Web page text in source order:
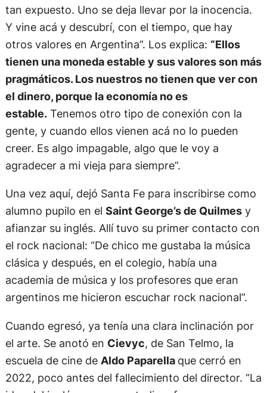
tan expuesto. Uno se deja llevar por la inocencia.
Y vine acá y descubrí, con el tiempo, que hay
otros valores en Argentina”. Los explica: “Ellos
tienen una moneda estable y sus valores son más
pragmáticos. Los nuestros no tienen que ver con
el dinero, porque la economía no es
estable.Tenemos otro tipo de conexión con la
gente, y cuando ellos vienen acá no lo pueden
creer. Es algo impagable, algo que le voy a
agradecer a mi vieja para siempre”.
Una vez aquí, dejó Santa Fe para inscribirse como
alumno pupilo en el Saint George’s de Quilmesy
afianzar su inglés. Allí tuvo su primer contacto con
el rock nacional: “De chico me gustaba la música
clásica y después, en el colegio, había una
academia de música y los profesores que eran
argentinos me hicieron escuchar rock nacional”.
Cuando egresó, ya tenía una clara inclinación por
el arte. Se anotó en Cievyc, de San Telmo, la
escuela de cine de Aldo Paparella que cerró en
2022, poco antes del fallecimiento del director. “La